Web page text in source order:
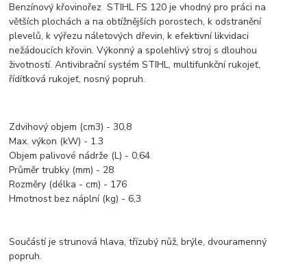
Benzínový křovinořez STIHL FS 120 je vhodný pro práci na
větších plochách a na obtížnějších porostech, k odstranění
plevelů, k výřezu náletových dřevin, k efektivní likvidaci
nežádoucích křovin. Výkonný a spolehlivý stroj s dlouhou
životností. Antivibrační systém STIHL, multifunkční rukojeť,
řídítková rukojeť, nosný popruh.
Zdvihový objem (cm3) - 30,8
Max. výkon (kW) - 1.3
Objem palivové nádrže (L) - 0,64
Průměr trubky (mm) - 28
Rozměry (délka - cm) - 176
Hmotnost bez náplní (kg) - 6,3
Součástí je strunová hlava, třízubý nůž, brýle, dvouramenný
popruh.